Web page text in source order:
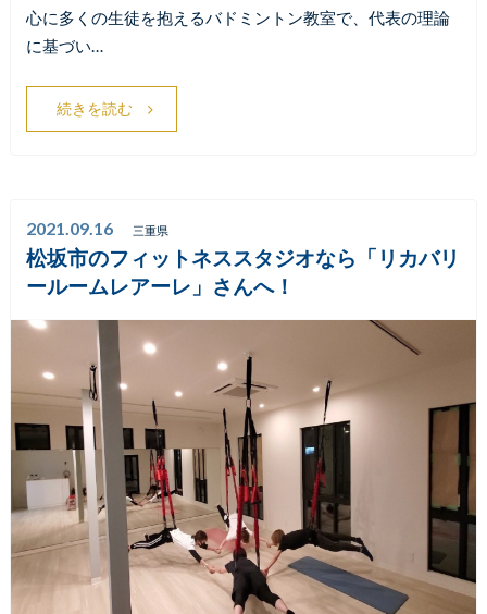
心に多くの生徒を抱えるバドミントン教室で、代表の理論
に基づい…
続きを読む
2021.09.16 三重県
松坂市のフィットネススタジオなら「リカバリ
ールームレアーレ」さんへ！